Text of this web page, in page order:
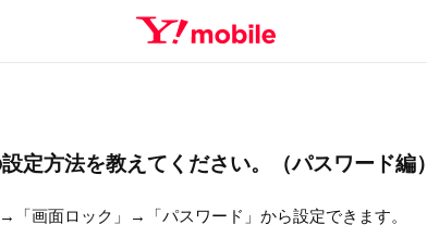
定方法を教えてください。（パスワード編）
「画面ロック」→「パスワード」から設定できます。